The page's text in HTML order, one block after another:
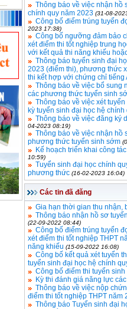
Thông báo về việc nhận hồ
chính quy năm 2023 (31-08-
Công bố điểm trúng tuyển
2023 17:38)
Công bố ngưỡng đảm bảo
xét điểm thi tốt nghiệp trung
với kết quả thi năng khiếu
Thông báo tuyển sinh đại
2023 (điểm thi), phương thức
thi kết hợp với chứng chỉ tiếng
Thông báo về việc bổ sung
các phương thức tuyển sinh
Thông báo về việc xét
kỳ tuyển sinh đại học hệ
Thông báo về việc đăng ký
04-2023 08:19)
Thông báo về việc nhận hồ
phương thức tuyển sinh sớm
Kế hoạch triển khai công
10:59)
Tuyển sinh đại học chính
phương thức (16-02-2023 16:04)
Các tin đã đăng
Gia hạn thời gian thu nhận,
Thông báo nhận hồ sơ
(22-09-2022 08:44)
Công bố điểm trúng tuyển
xét điểm thi tốt nghiệp THPT
năng khiếu (15-09-2022 16:08)
Công bố kết quả xét tuyển
tuyển sinh đại học hệ chính
Công bố điểm thi tuyển
Kỳ thi đánh giá năng lực
Thông báo về việc nộp
điểm thi tốt nghiệp THPT năm
Thông báo Tuyển sinh đại